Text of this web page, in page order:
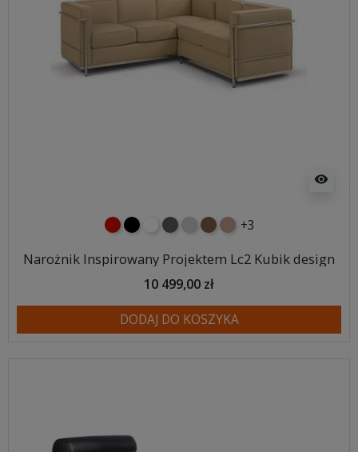
visibility
czerwony
czarnybiałyciemno szary
jasnoszary
brązowy
jasnobrązowy
+3
Narożnik Inspirowany Projektem Lc2 Kubik design
10 499,00 zł
DODAJ DO KOSZYKA